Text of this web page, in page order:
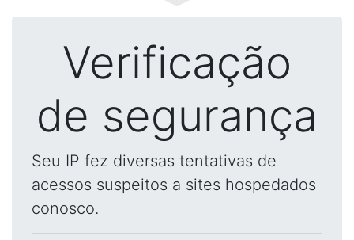
Verificação
de segurança
Seu IP fez diversas tentativas de
acessos suspeitos a sites hospedados
conosco.